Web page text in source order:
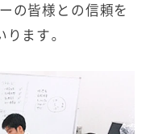
の皆様との信頼を
ます。